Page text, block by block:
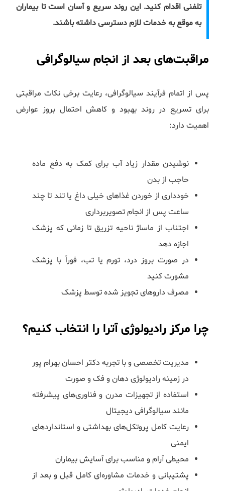
تلفنی اقدام کنید. این روند سریع و آسان است تا بیماران
به موقع به خدمات لازم دسترسی داشته باشند.
مراقبت‌های بعد از انجام سیالوگرافی
پس از اتمام فرآیند سیالوگرافی، رعایت برخی نکات مراقبتی
برای تسریع در روند بهبود و کاهش احتمال بروز عوارض
اهمیت دارد:
نوشیدن مقدار زیاد آب برای کمک به دفع ماده
حاجب از بدن
خودداری از خوردن غذاهای خیلی داغ یا تند تا چند
ساعت پس از انجام تصویربرداری
اجتناب از ماساژ ناحیه تزریق تا زمانی که پزشک
اجازه دهد
در صورت بروز درد، تورم یا تب، فوراً با پزشک
مشورت کنید
مصرف داروهای تجویز شده توسط پزشک
چرا مرکز رادیولوژی آترا را انتخاب کنیم؟
مدیریت تخصصی و با تجربه دکتر احسان بهرام پور
در زمینه رادیولوژی دهان و فک و صورت
استفاده از تجهیزات مدرن و فناوری‌های پیشرفته
مانند سیالوگرافی دیجیتال
رعایت کامل پروتکل‌های بهداشتی و استانداردهای
ایمنی
محیطی آرام و مناسب برای آسایش بیماران
پشتیبانی و خدمات مشاوره‌ای کامل قبل و بعد از